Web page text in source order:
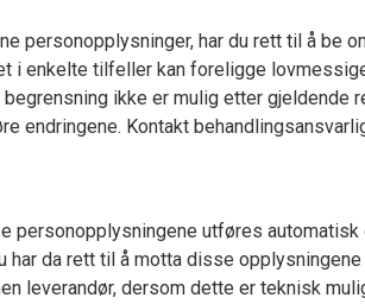
personopplysninger, har du rett til å be
i enkelte tilfeller kan foreligge
ikke er mulig etter gjeldende
Kontakt
utføres
da rett til å motta disse
leverandør, dersom dette er teknisk